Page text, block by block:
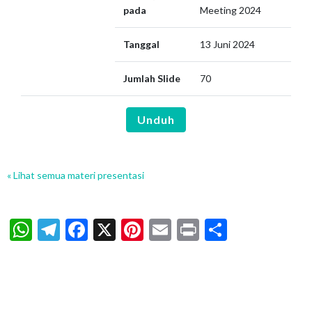
pada
Meeting 2024
Tanggal 13 Juni 2024
Jumlah Slide 70
Unduh
« Lihat semua materi presentasi
WhatsApp
Telegram
Facebook
X Pinterest
Email
Print